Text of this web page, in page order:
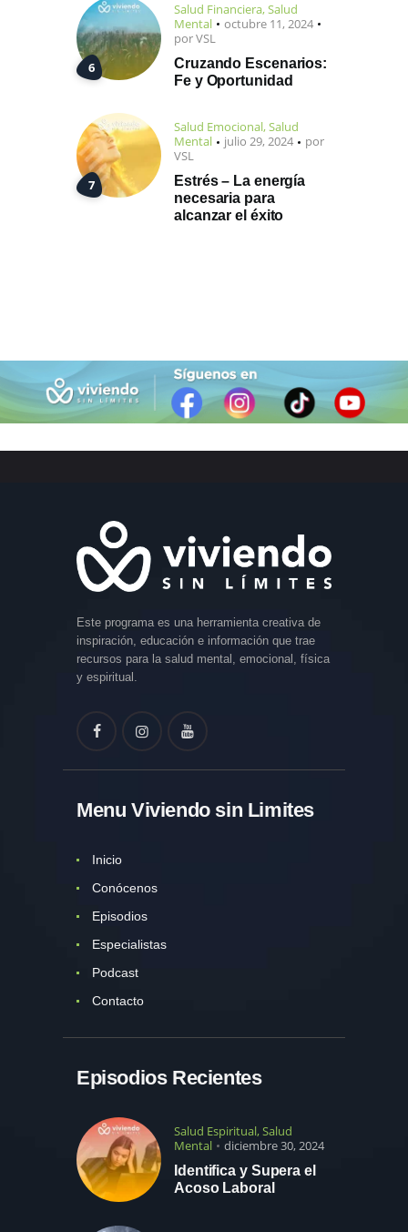
Salud Financiera,Salud
Mental
octubre 11, 2024
porVSL
Cruzando Escenarios:
Fe y Oportunidad
Salud Emocional,Salud
Mental
julio 29, 2024
por
VSL
Estrés – La energía
necesaria para
alcanzar el éxito
Este programa es una herramienta creativa de
inspiración, educación e información que trae
recursos para la salud mental, emocional, física
y espiritual.
Menu Viviendo sin Limites
Inicio
Conócenos
Episodios
Especialistas
Podcast
Contacto
Episodios Recientes
Salud Espiritual,Salud
Mental
diciembre 30, 2024
Identifica y Supera el
Acoso Laboral